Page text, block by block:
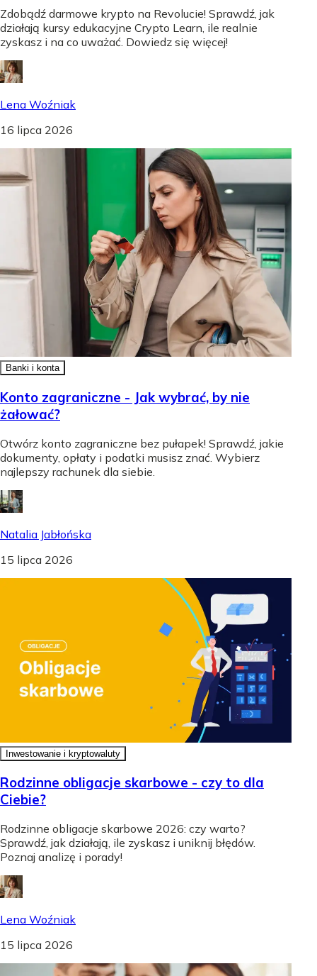
Zdobądź darmowe krypto na Revolucie! Sprawdź, jak
działają kursy edukacyjne Crypto Learn, ile realnie
zyskasz i na co uważać. Dowiedz się więcej!
Lena Woźniak
16 lipca 2026
Banki i konta
Konto zagraniczne - Jak wybrać, by nie
żałować?
Otwórz konto zagraniczne bez pułapek! Sprawdź, jakie
dokumenty, opłaty i podatki musisz znać. Wybierz
najlepszy rachunek dla siebie.
Natalia Jabłońska
15 lipca 2026
Inwestowanie i kryptowaluty
Rodzinne obligacje skarbowe - czy to dla
Ciebie?
Rodzinne obligacje skarbowe 2026: czy warto?
Sprawdź, jak działają, ile zyskasz i uniknij błędów.
Poznaj analizę i porady!
Lena Woźniak
15 lipca 2026